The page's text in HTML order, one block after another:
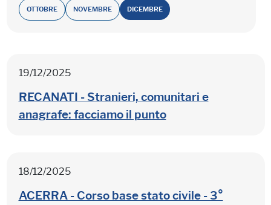
OTTOBRE NOVEMBRE DICEMBRE
19/12/2025
RECANATI - Stranieri, comunitari e
anagrafe: facciamo il punto
18/12/2025
ACERRA - Corso base stato civile - 3°